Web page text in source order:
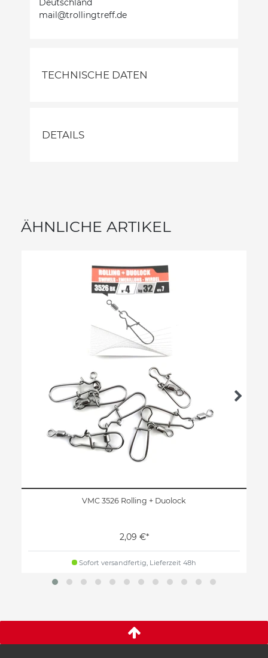
mail@trollingtreff.de
TECHNISCHE DATEN
DETAILS
ÄHNLICHE ARTIKEL
VMC 3526 Rolling + Duolock
2,09 €*
Sofort versandfertig, Lieferzeit 48h